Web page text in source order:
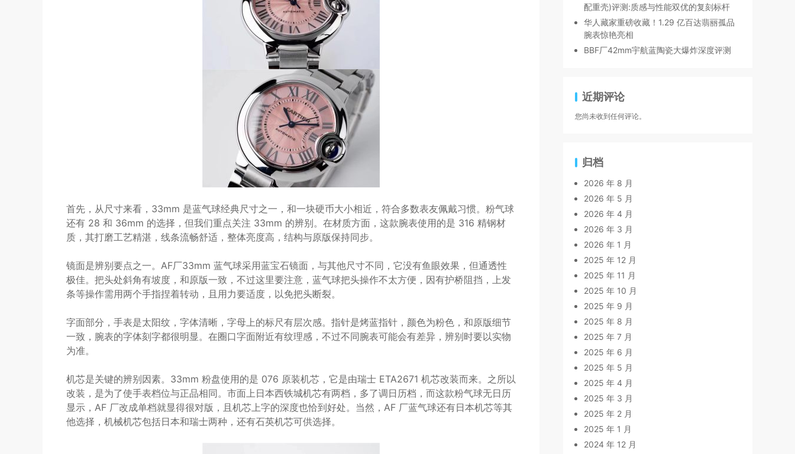
首先，从尺寸来看，33mm 是蓝气球经典尺寸之一，和一块硬币大小相近，符合多数表友佩戴习惯。粉气球
还有 28 和 36mm 的选择，但我们重点关注 33mm 的辨别。在材质方面，这款腕表使用的是 316 精钢材
质，其打磨工艺精湛，线条流畅舒适，整体亮度高，结构与原版保持同步。
镜面是辨别要点之一。AF厂33mm 蓝气球采用蓝宝石镜面，与其他尺寸不同，它没有鱼眼效果，但通透性
极佳。把头处斜角有坡度，和原版一致，不过这里要注意，蓝气球把头操作不太方便，因有护桥阻挡，上发
条等操作需用两个手指捏着转动，且用力要适度，以免把头断裂。
字面部分，手表是太阳纹，字体清晰，字母上的标尺有层次感。指针是烤蓝指针，颜色为粉色，和原版细节
一致，腕表的字体刻字都很明显。在圈口字面附近有纹理感，不过不同腕表可能会有差异，辨别时要以实物
为准。
机芯是关键的辨别因素。33mm 粉盘使用的是 076 原装机芯，它是由瑞士 ETA2671 机芯改装而来。之所以
改装，是为了使手表档位与正品相同。市面上日本西铁城机芯有两档，多了调日历档，而这款粉气球无日历
显示，AF 厂改成单档就显得很对版，且机芯上字的深度也恰到好处。当然，AF 厂蓝气球还有日本机芯等其
他选择，机械机芯包括日本和瑞士两种，还有石英机芯可供选择。
配重壳)评测:质感与性能双优的复刻标杆
华人藏家重磅收藏！1.29 亿百达翡丽孤品
腕表惊艳亮相
BBF厂42mm宇航蓝陶瓷大爆炸深度评测
近期评论
您尚未收到任何评论。
归档
2026 年 8 月
2026 年 5 月
2026 年 4 月
2026 年 3 月
2026 年 1 月
2025 年 12 月
2025 年 11 月
2025 年 10 月
2025 年 9 月
2025 年 8 月
2025 年 7 月
2025 年 6 月
2025 年 5 月
2025 年 4 月
2025 年 3 月
2025 年 2 月
2025 年 1 月
2024 年 12 月